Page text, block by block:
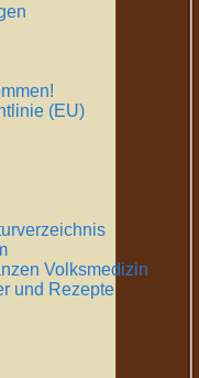
(EU)
Volksmedizin
und Rezepte